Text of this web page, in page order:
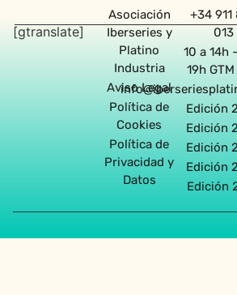
[gtranslate]
Asociación
Iberseries y
Platino
Industria
Aviso Legal
Política de
Cookies
Política de
Privacidad y
Datos
+34 911
013
10 a 14h
19h
Edición
Edición
Edición
Edición
Edición